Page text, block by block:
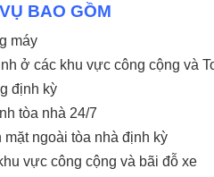
BAO GỒM
máy
ở các khu vực công cộng và
định kỳ
tòa nhà 24/7
mặt ngoài tòa nhà định kỳ
vực công cộng và bãi đỗ xe